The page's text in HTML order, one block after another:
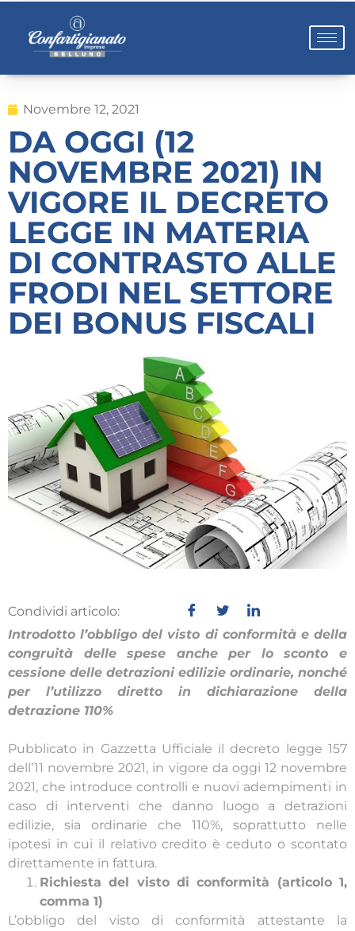
Novembre 12, 2021
DA OGGI (12
NOVEMBRE 2021) IN
VIGORE IL DECRETO
LEGGE IN MATERIA
DI CONTRASTO ALLE
FRODI NEL SETTORE
DEI BONUS FISCALI
Condividi articolo:
Introdotto l’obbligo del visto di conformità e della
congruità delle spese anche per lo sconto e
cessione delle detrazioni edilizie ordinarie, nonché
per l’utilizzo diretto in dichiarazione della
detrazione 110%
Pubblicato in Gazzetta Ufficiale il decreto legge 157
dell’11 novembre 2021, in vigore da oggi 12 novembre
2021, che introduce controlli e nuovi adempimenti in
caso di interventi che danno luogo a detrazioni
edilizie, sia ordinarie che 110%, soprattutto nelle
ipotesi in cui il relativo credito è ceduto o scontato
direttamente in fattura.
Richiesta del visto di conformità (articolo 1,
comma 1)
L’obbligo del visto di conformità attestante la